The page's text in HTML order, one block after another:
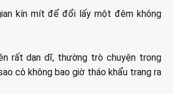
kín mít để đổi lấy một đêm không
rất dạn dĩ, thường trò chuyện trong
cô không bao giờ tháo khẩu trang ra